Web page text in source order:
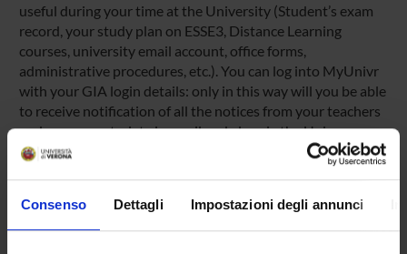
Consenso Dettagli Impostazioni degli annunci
useful during your time at the University (Student’s exam
record, your study plan on ESSE3, Distance Learning
courses, university email account, office forms,
administrative procedures, etc.). You can log into MyUnivr
with your GIA login details: only in this way will you be able
to receive notification of all the notices from your teachers
and your secretariat via email and also via the Univr app.
MYUNIVR